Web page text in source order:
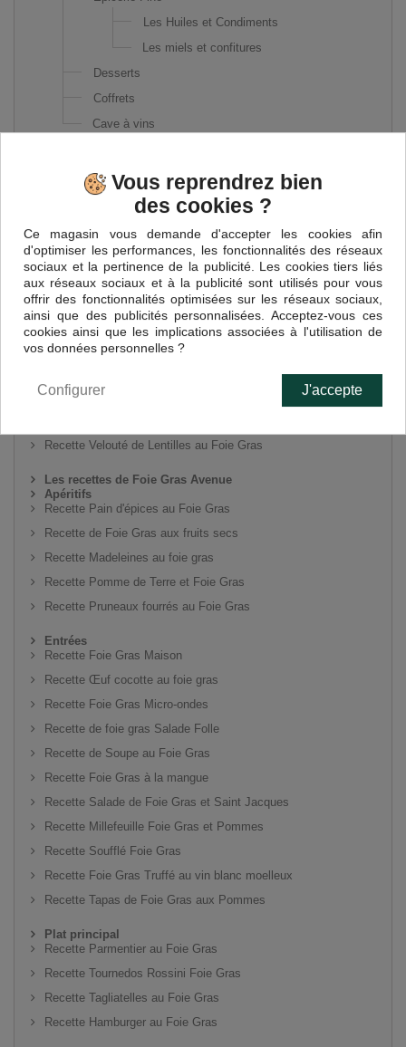
Les Huiles et Condiments
Les miels et confitures
Desserts
Coffrets
Cave à vins
Accueil
Recettes
Les recettes de Chef Nini
Recette Ravioli au foie gras, sauce au pain d’épices
Recette Tartes Tatins d'Abricots au Foie Gras
Recette Creme Brulee au Foie Gras
Recette Velouté de Lentilles au Foie Gras
Les recettes de Foie Gras Avenue
Apéritifs
Recette Pain d'épices au Foie Gras
Recette de Foie Gras aux fruits secs
Recette Madeleines au foie gras
Recette Pomme de Terre et Foie Gras
Recette Pruneaux fourrés au Foie Gras
Entrées
Recette Foie Gras Maison
Recette Œuf cocotte au foie gras
Recette Foie Gras Micro-ondes
Recette de foie gras Salade Folle
Recette de Soupe au Foie Gras
Recette Foie Gras à la mangue
Recette Salade de Foie Gras et Saint Jacques
Recette Millefeuille Foie Gras et Pommes
Recette Soufflé Foie Gras
Recette Foie Gras Truffé au vin blanc moelleux
Recette Tapas de Foie Gras aux Pommes
Plat principal
Recette Parmentier au Foie Gras
Recette Tournedos Rossini Foie Gras
Recette Tagliatelles au Foie Gras
Recette Hamburger au Foie Gras
Vous reprendrez bien
des cookies ?
Ce magasin vous demande d'accepter les cookies afin
d'optimiser les performances, les fonctionnalités des réseaux
sociaux et la pertinence de la publicité. Les cookies tiers liés
aux réseaux sociaux et à la publicité sont utilisés pour vous
offrir des fonctionnalités optimisées sur les réseaux sociaux,
ainsi que des publicités personnalisées. Acceptez-vous ces
cookies ainsi que les implications associées à l'utilisation de
vos données personnelles ?
J'accepte
Configurer